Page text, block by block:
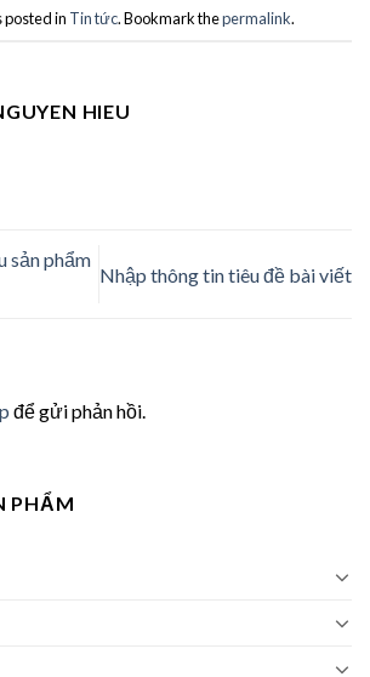
posted in Tin tức. Bookmark thepermalink.
HIEU
sản phẩm
Nhập thông tin tiêu đề bài viết
để gửi phản hồi.
PHẨM